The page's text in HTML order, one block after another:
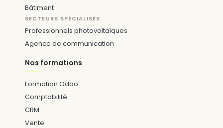
Bâtiment
SECTEURS SPÉCIALISÉS
Professionnels photovoltaïques
Agence de communication
Nos formations
Formation Odoo
Comptabilité
CRM
Vente